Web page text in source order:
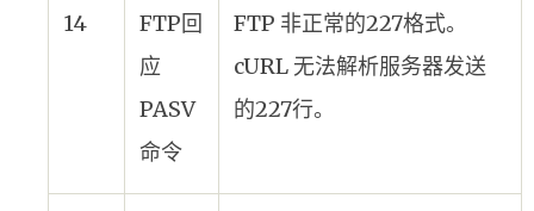
14
FTP回
应
PASV
命令
FTP 非正常的227格式。
cURL 无法解析服务器发送
的227行。